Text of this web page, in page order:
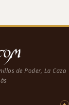
de Poder, La Caza